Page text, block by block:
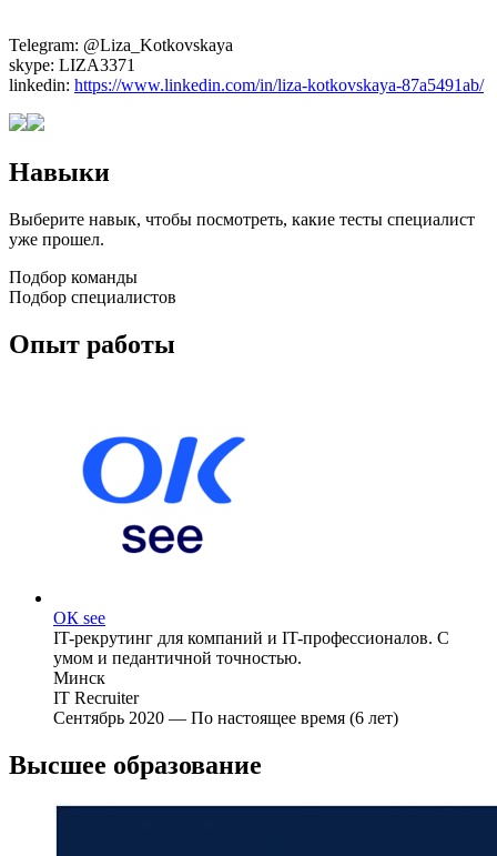
Telegram: @Liza_Kotkovskaya
skype: LIZA3371
linkedin: https://www.linkedin.com/in/liza-kotkovskaya-87a5491ab/
Навыки
Выберите навык, чтобы посмотреть, какие тесты специалист
уже прошел.
Подбор команды
Подбор специалистов
Опыт работы
OК see
IT-рекрутинг для компаний и IT-профессионалов. С
умом и педантичной точностью.
Минск
IT Recruiter
Сентябрь 2020 — По настоящее время (6 лет)
Высшее образование